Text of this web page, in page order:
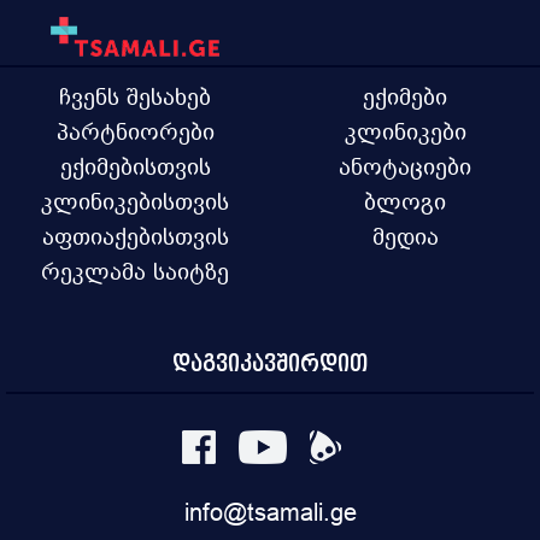
ჩვენს შესახებ
პარტნიორები
ექიმებისთვის
კლინიკებისთვის
აფთიაქებისთვის
რეკლამა საიტზე
ექიმები
კლინიკები
ანოტაციები
ბლოგი
მედია
დაგვიკავშირდით
info@tsamali.ge